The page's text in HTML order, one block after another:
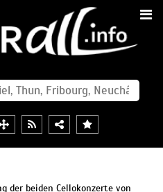
der beiden Cellokonzerte von